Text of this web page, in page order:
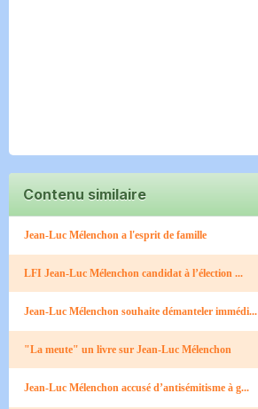
Contenu similaire
Jean-Luc Mélenchon a l'esprit de famille
LFI Jean-Luc Mélenchon candidat à l’élection ...
Jean-Luc Mélenchon souhaite démanteler immédi...
"La meute" un livre sur Jean-Luc Mélenchon
Jean-Luc Mélenchon accusé d’antisémitisme à g...